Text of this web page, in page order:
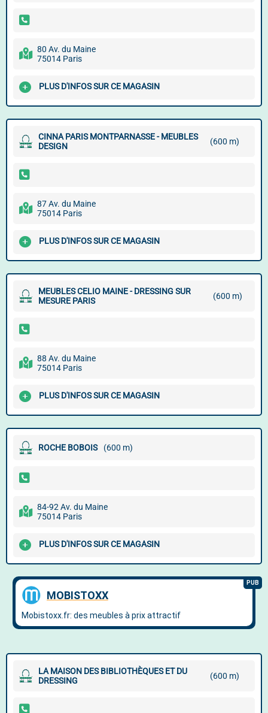
80 Av. du Maine
75014 Paris
PLUS D'INFOS SUR CE MAGASIN
CINNA PARIS MONTPARNASSE - MEUBLES
DESIGN
(600 m)
87 Av. du Maine
75014 Paris
PLUS D'INFOS SUR CE MAGASIN
MEUBLES CELIO MAINE - DRESSING SUR
MESURE PARIS
(600 m)
88 Av. du Maine
75014 Paris
PLUS D'INFOS SUR CE MAGASIN
ROCHE BOBOIS (600 m)
84-92 Av. du Maine
75014 Paris
PLUS D'INFOS SUR CE MAGASIN
LA MAISON DES BIBLIOTHÈQUES ET DU
DRESSING
(600 m)